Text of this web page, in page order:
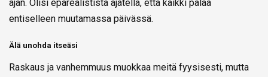
ajan. Olisi epärealistista ajatella, että kaikki palaa
entiselleen muutamassa päivässä.
Älä unohda itseäsi
Raskaus ja vanhemmuus muokkaa meitä fyysisesti, mutta